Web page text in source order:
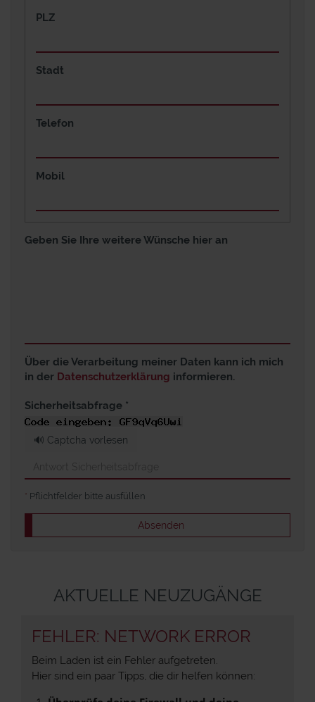
PLZ
Stadt
Telefon
Mobil
Geben Sie Ihre weitere Wünsche hier an
Über die Verarbeitung meiner Daten kann ich mich
in der Datenschutzerklärung informieren.
Sicherheitsabfrage *
🔊 Captcha vorlesen
* Pflichtfelder bitte ausfüllen
Absenden
AKTUELLE NEUZUGÄNGE
FEHLER: NETWORK ERROR
Beim Laden ist ein Fehler aufgetreten.
Hier sind ein paar Tipps, die dir helfen können: